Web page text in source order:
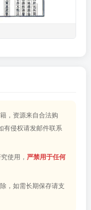
，资源来自合法购
有侵权请发邮件联系
使用， 严禁用于任何
，如需长期保存请支